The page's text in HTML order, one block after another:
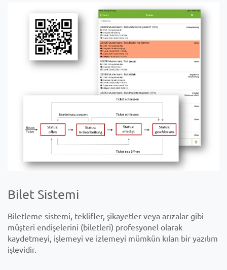
Bilet Sistemi
Biletleme sistemi, teklifler, şikayetler veya arızalar gibi
müşteri endişelerini (biletleri) profesyonel olarak
kaydetmeyi, işlemeyi ve izlemeyi mümkün kılan bir yazılım
işlevidir.